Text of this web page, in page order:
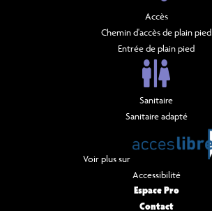
Accès
Chemin d'accès de plain pied
Entrée de plain pied
Sanitaire
Sanitaire adapté
Voir plus sur
Accessibilité
Espace Pro
Contact